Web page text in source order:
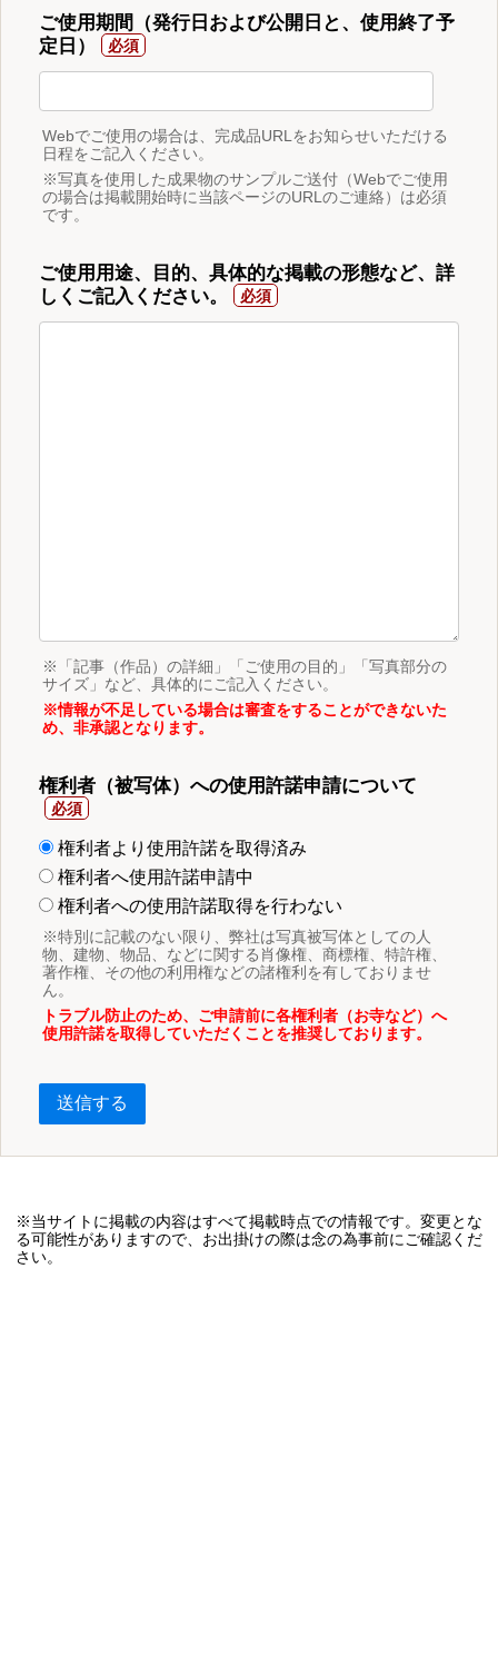
ご使用期間（発行日および公開日と、使用終了予
定日）
Webでご使用の場合は、完成品URLをお知らせいただける
日程をご記入ください。
※写真を使用した成果物のサンプルご送付（Webでご使用
の場合は掲載開始時に当該ページのURLのご連絡）は必須
です。
ご使用用途、目的、具体的な掲載の形態など、詳
しくご記入ください。
※「記事（作品）の詳細」「ご使用の目的」「写真部分の
サイズ」など、具体的にご記入ください。
※情報が不足している場合は審査をすることができないた
め、非承認となります。
権利者（被写体）への使用許諾申請について
権利者より使用許諾を取得済み
権利者へ使用許諾申請中
権利者への使用許諾取得を行わない
※特別に記載のない限り、弊社は写真被写体としての人
物、建物、物品、などに関する肖像権、商標権、特許権、
著作権、その他の利用権などの諸権利を有しておりませ
ん。
トラブル防止のため、ご申請前に各権利者（お寺など）へ
使用許諾を取得していただくことを推奨しております。
送信する
※当サイトに掲載の内容はすべて掲載時点での情報です。変更とな
る可能性がありますので、お出掛けの際は念の為事前にご確認くだ
さい。